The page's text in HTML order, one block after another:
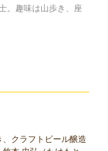
。趣味は山歩き、座
クラフトビール醸造